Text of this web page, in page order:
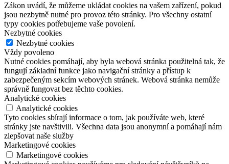
Zákon uvádí, že můžeme ukládat cookies na vašem zařízení, pokud
jsou nezbytně nutné pro provoz této stránky. Pro všechny ostatní
typy cookies potřebujeme vaše povolení.
Nezbytné cookies
Nezbytné cookies
Vždy povoleno
Nutné cookies pomáhají, aby byla webová stránka použitelná tak, že
fungují základní funkce jako navigační stránky a přístup k
zabezpečeným sekcím webových stránek. Webová stránka nemůže
správně fungovat bez těchto cookies.
Analytické cookies
Analytické cookies
Tyto cookies sbírají informace o tom, jak používáte web, které
stránky jste navštivili. Všechna data jsou anonymní a pomáhají nám
zlepšovat naše služby
Marketingové cookies
Marketingové cookies